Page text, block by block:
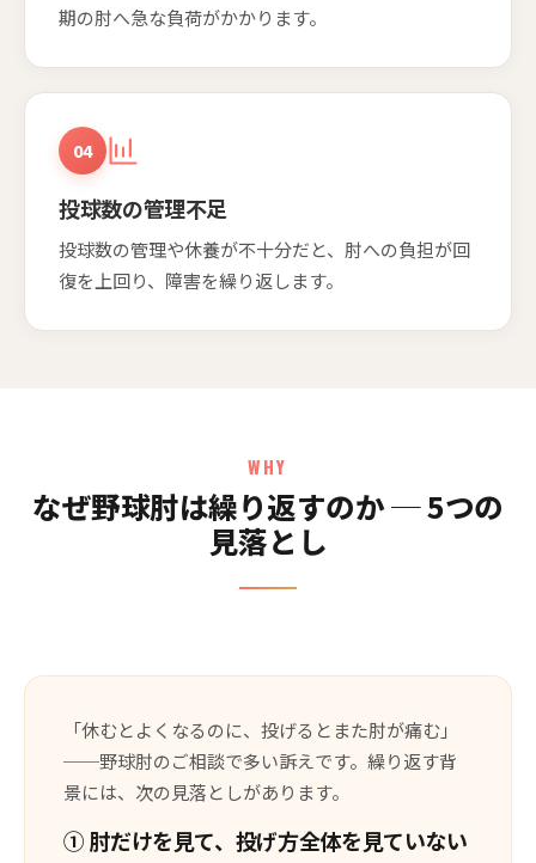
期の肘へ急な負荷がかかります。
04
投球数の管理不足
投球数の管理や休養が不十分だと、肘への負担が回
復を上回り、障害を繰り返します。
WHY
なぜ野球肘は繰り返すのか ─ 5つの
見落とし
「休むとよくなるのに、投げるとまた肘が痛む」
──野球肘のご相談で多い訴えです。繰り返す背
景には、次の見落としがあります。
① 肘だけを見て、投げ方全体を見ていない